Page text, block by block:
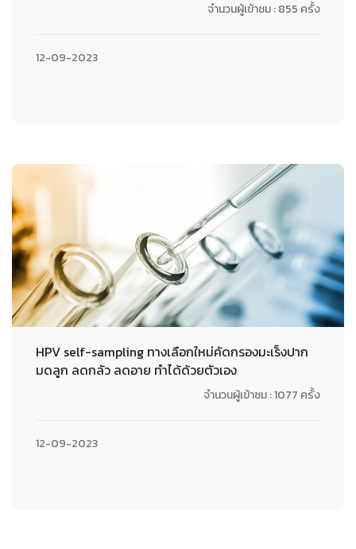
จำนวนผู้เข้าชม : 855 ครั้ง
12-09-2023
HPV self-sampling ทางเลือกใหม่คัดกรองมะเร็งปาก
มดลูก ลดกลัว ลดอาย ทำได้ด้วยตัวเอง
จำนวนผู้เข้าชม : 1077 ครั้ง
12-09-2023